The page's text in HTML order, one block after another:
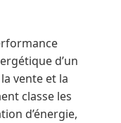
d’un
vente et la
classe les
d’énergie,